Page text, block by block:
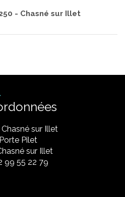
- Chasné sur Illet
Chasné sur Illet
Pilet
sur Illet
99 55 22 79